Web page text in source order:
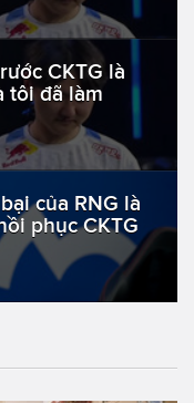
CKTG là
tôi đã làm
của RNG là
phục CKTG